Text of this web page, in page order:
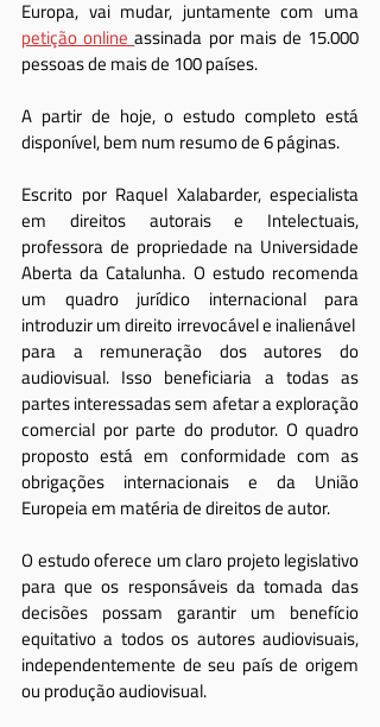
petição online assinada por mais de 15.000
pessoas de mais de 100 países.
A partir de hoje, o estudo completo está
disponível, bem num resumo de 6 páginas.
Escrito por Raquel Xalabarder, especialista
em direitos autorais e Intelectuais,
professora de propriedade na Universidade
Aberta da Catalunha. O estudo recomenda
um quadro jurídico internacional para
introduzir um direito irrevocável e inalienável ​​
para a remuneração dos autores do
audiovisual. Isso beneficiaria a todas as
partes interessadas sem afetar a exploração
comercial por parte do produtor. O quadro
proposto está em conformidade com as
obrigações internacionais e da União
Europeia em matéria de direitos de autor.
O estudo oferece um claro projeto legislativo
para que os responsáveis da tomada das
decisões possam garantir um benefício
equitativo a todos os autores audiovisuais,
independentemente de seu país de origem
ou produção audiovisual.